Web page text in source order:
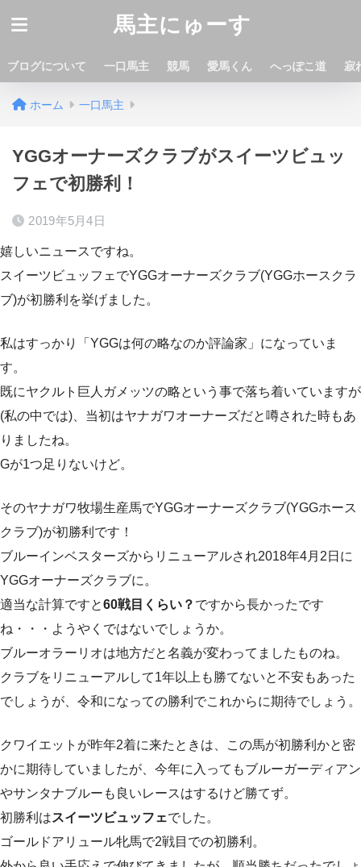
馬主にゅーす
ブログについて 一口馬主 競馬 愛馬くん へっぽこ道 寂
ホーム 一口馬主
YGGオーナーズクラブがスイーツビュッ
フェで初勝利！
2019年5月4日
嬉しいニュースですね。
スイーツビュッフェでYGGオーナーズクラブ(YGGホースクラ
ブ)が初勝利を挙げました。
私はすっかり「YGGは何の略なのか評論家」になっていま
す。
既にヤクルト巨人ガメッツの略という事で落ち着いていますが
(私の中では)、当初はヤナガワオーナーズだと噂された時もあ
りましたね。
Gが1つ足りないけど。
そのヤナガワ牧場生産馬でYGGオーナーズクラブ(YGGホース
クラブ)が初勝利です！
ブルーインベスターズからリニューアルされ2018年4月2日に
YGGオーナーズクラブに。
適当な計算ですと60戦目くらい？ ですから長かったです
ね・・・ようやくではないでしょうか。
ブルーオラーリオは地方だと名義が変わってましたものね。
クラブをリニューアルして1年以上も勝てないと不安もあった
でしょうが、令和になっての勝利でこれからに期待でしょう。
クワイエットが昨年2着に来たときは、この馬が初勝利かと密
かに期待していましたが、今年に入ってもブルーガーディアン
やサンタナブルーも良いレースはするけど勝てず。
初勝利はスイーツビュッフェでした。
ゴールドアリュール牝馬で2戦目での初勝利。